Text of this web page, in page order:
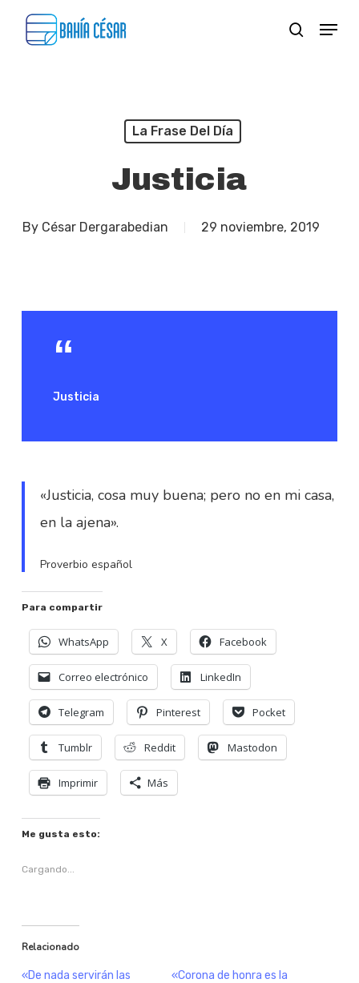
search
Menu
La Frase Del Día
Justicia
By César Dergarabedian 29 noviembre, 2019
Justicia
«Justicia, cosa muy buena; pero no en mi casa,
en la ajena».
Proverbio español
Para compartir
WhatsApp X Facebook
Correo electrónico LinkedIn
Telegram Pinterest Pocket
Tumblr Reddit Mastodon
Imprimir Más
Me gusta esto:
Cargando...
Relacionado
«De nada servirán las
«Corona de honra es la